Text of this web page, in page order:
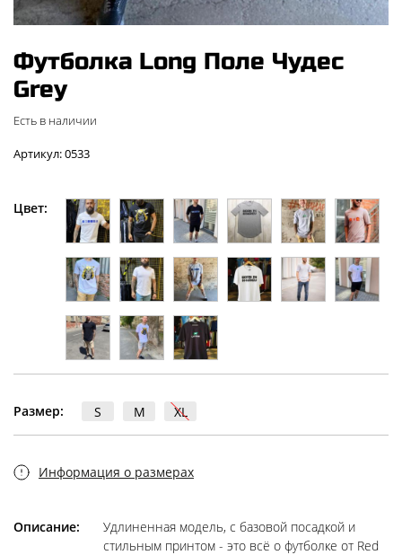
Футболка Long Поле Чудес
Grey
Есть в наличии
Артикул: 0533
Цвет:
Размер: S M XL
Информация о размерах
Описание:
Удлиненная модель, с базовой посадкой и
стильным принтом - это всё о футболке от Red